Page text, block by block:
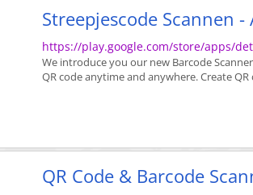
Streepjescode Scannen -
https://play.google.com/store/apps/
We introduce you our new Barcode
QR code anytime and anywhere. Create
QR Code & Barcode